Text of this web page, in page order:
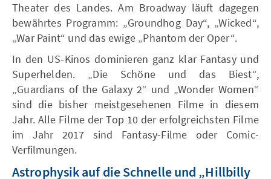
Theater des Landes. Am Broadway läuft dagegen
bewährtes Programm: „Groundhog Day“, „Wicked“,
„War Paint“ und das ewige „Phantom der Oper“.
In den US-Kinos dominieren ganz klar Fantasy und
Superhelden. „Die Schöne und das Biest“,
„Guardians of the Galaxy 2“ und „Wonder Women“
sind die bisher meistgesehenen Filme in diesem
Jahr. Alle Filme der Top 10 der erfolgreichsten Filme
im Jahr 2017 sind Fantasy-Filme oder Comic-
Verfilmungen.
Astrophysik auf die Schnelle und „Hillbilly